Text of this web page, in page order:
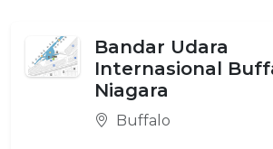
Bandar Udara
Internasional
Niagara
Buffalo